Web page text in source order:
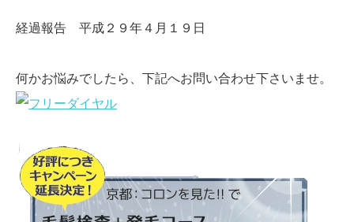
経過報告 平成２９年４月１９日
何かお悩みでしたら、下記へお問い合わせ下さいませ。